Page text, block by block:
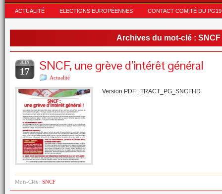
ACTUALITÉ ELECTIONS EUROPÉENNES CONTACT COMITÉ DU PG19
Archives du mot-clé : SNCF
JUIN
17 SNCF, une grève d’intérêt général
Actualité
Version PDF : TRACT_PG_SNCFHD
Mots-Clés : SNCF